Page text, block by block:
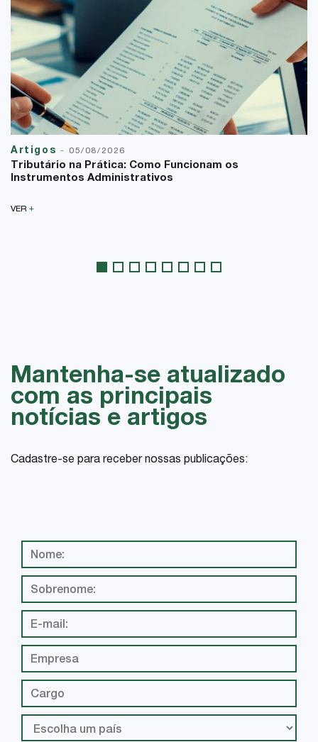
Artigos - 05/08/2026
Tributário na Prática: Como Funcionam os
Instrumentos Administrativos
VER +
Mantenha-se atualizado
com as principais
notícias e artigos
Cadastre-se para receber nossas publicações: